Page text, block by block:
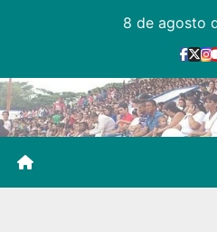
8 de agosto